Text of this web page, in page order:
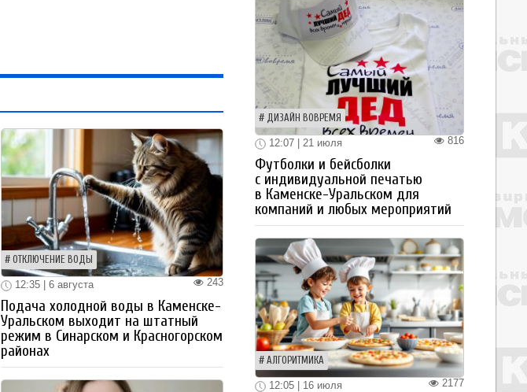
ОТКЛЮЧЕНИЕ ВОДЫ
243
12:35 | 6 августа
Подача холодной воды в Каменске-
Уральском выходит на штатный
режим в Синарском и Красногорском
районах
ДИЗАЙН ВОВРЕМЯ
816
12:07 | 21 июля
Футболки и бейсболки
с индивидуальной печатью
в Каменске-Уральском для
компаний и любых мероприятий
АЛГОРИТМИКА
2177
12:05 | 16 июля